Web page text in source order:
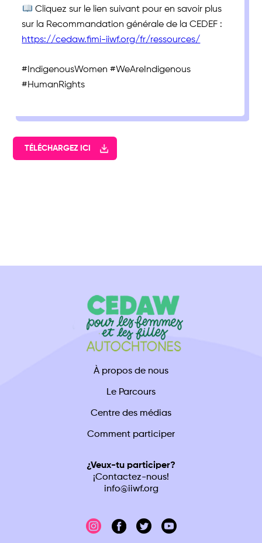
Cliquez sur le lien suivant pour en savoir plus
sur la Recommandation générale de la CEDEF :
https://cedaw.fimi-iiwf.org/fr/ressources/
#IndigenousWomen #WeAreIndigenous
#HumanRights
TÉLÉCHARGEZ ICI
À propos de nous
Le Parcours
Centre des médias
Comment participer
¿Veux-tu participer?
¡Contactez-nous!
info@iiwf.org